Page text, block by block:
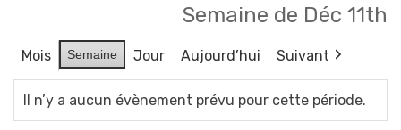
Semaine de Déc 11th
Mois Semaine Jour Aujourd’hui Suivant
Il n’y a aucun évènement prévu pour cette période.